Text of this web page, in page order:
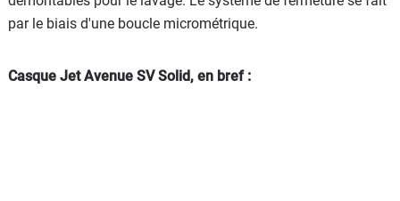
par le biais d'une boucle micrométrique.
Casque Jet Avenue SV Solid, en bref :